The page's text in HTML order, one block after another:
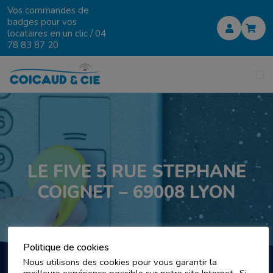
Vos commandes de
badges pour vos
locataires en un clic /04
78 83 87 20
LE FIVE 5 RUE STEPHANE
COIGNET – 69008 LYON
Politique de cookies
Nous utilisons des cookies pour vous garantir la